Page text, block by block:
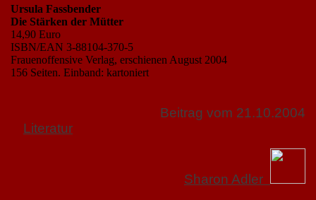
Ursula Fassbender
Die Stärken der Mütter
14,90 Euro
ISBN/EAN 3-88104-370-5
Frauenoffensive Verlag, erschienen August 2004
156 Seiten. Einband: kartoniert
Literatur
Beitrag vom 21.10.2004
Sharon Adler